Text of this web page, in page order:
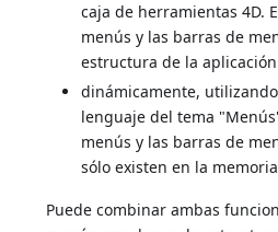
caja de herramientas 4D.
menús y las barras de
estructura de la
dinámicamente,
lenguaje del tema
menús y las barras de
sólo existen en la
Puede combinar ambas